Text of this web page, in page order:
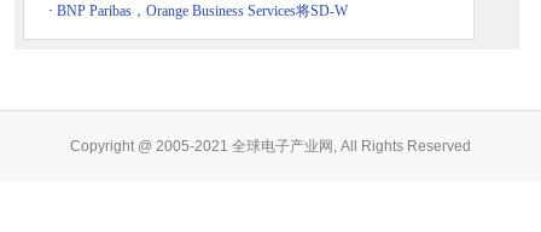
· BNP Paribas，Orange Business Services将SD-W
Copyright @ 2005-2021 全球电子产业网, All Rights Reserved